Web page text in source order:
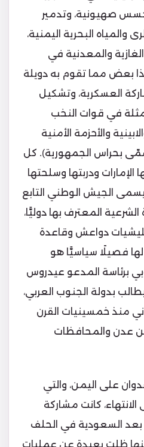
صهيونية، وتدمير
والمياه البحرية اليمنية،
والمعدنية في
بعض مما تقوم به دويلة
العسكرية، وتشكيل
في قوات النخب
والأحزمة الأمنية
بحراس الجمهورية). كل
ودربتها وسلحتها
الجيش الوطني التابع
المعترف بها دوليًّا،
دواعش وقاعدة
لها فصيلًا سياسيًّا هو
برئاسة المدعو عيدروس
بدولة الجنوب العربي،
منذ خمسينيات القرن
عدن والمحافظات
على اليمن، والتي
كانت مشاركة
بعد السعودية في الحلف
ظلت بعيدة عن عمليات